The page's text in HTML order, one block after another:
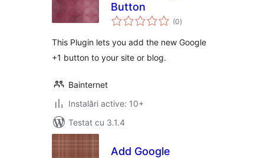
Button
(0total
aprecieri
)
This Plugin lets you add the new Google
+1 button to your site or blog.
Bainternet
Instalări active: 10+
Testat cu 3.1.4
Add Google